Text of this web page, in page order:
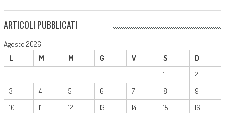
ARTICOLI PUBBLICATI
Agosto 2026
L
M M G V S
D
1
2
3
4 5 6 7 8
9
10
11 12 13 14 15
16